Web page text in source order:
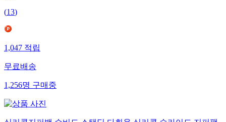
(13)
1,047적립
무료배송
1,256명구매중